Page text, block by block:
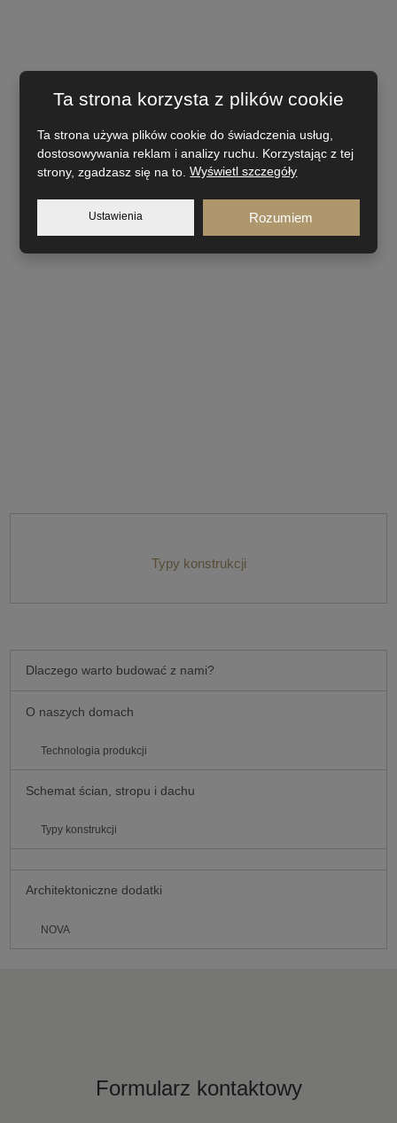
Typy konstrukcji
Dlaczego warto budować z nami?
O naszych domach
Technologia produkcji
Schemat ścian, stropu i dachu
Typy konstrukcji
Architektoniczne dodatki
NOVA
Formularz kontaktowy
Ta strona korzysta z plików cookie
Ta strona używa plików cookie do świadczenia usług,
dostosowywania reklam i analizy ruchu. Korzystając z tej
strony, zgadzasz się na to.Wyświetl szczegóły
Ustawienia Rozumiem